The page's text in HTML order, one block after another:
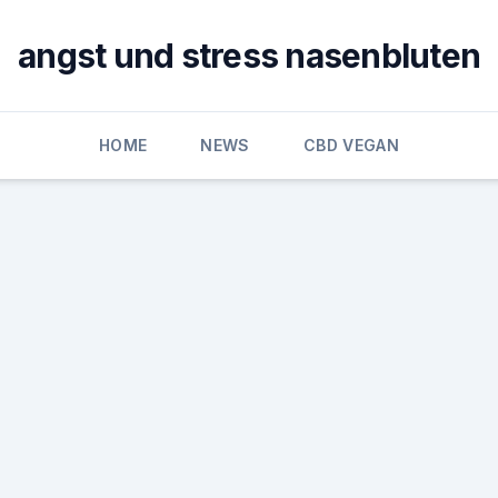
angst und stress nasenbluten
HOME NEWS CBD VEGAN